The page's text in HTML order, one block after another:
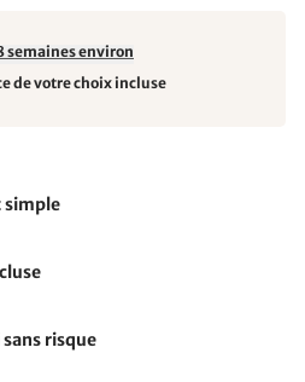
semaines environ
de votre choix incluse
simple
sans risque